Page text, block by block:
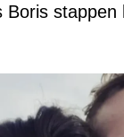
Boris stappen